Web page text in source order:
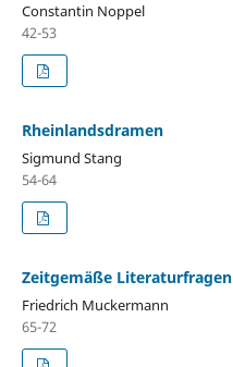
Constantin Noppel
42-53
Rheinlandsdramen
Sigmund Stang
54-64
Zeitgemäße Literaturfragen
Friedrich Muckermann
65-72